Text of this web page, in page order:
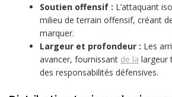
Soutien offensif : L’attaquant
milieu de terrain offensif, créant
marquer.
Largeur et profondeur : Les
avancer, fournissant de la largeur
des responsabilités défensives.